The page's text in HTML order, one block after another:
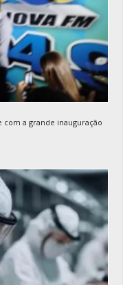
com a grande inauguração